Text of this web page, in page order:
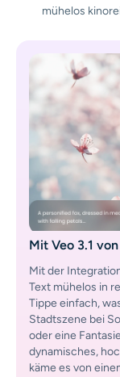
mühelos
Mit Veo 3.1
Mit der
Text mühelos in
Tippe einfach,
Stadtszene bei
oder eine
dynamisches,
käme es von